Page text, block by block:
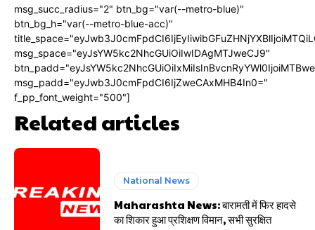
msg_succ_radius="2" btn_bg="var(--metro-blue)"
btn_bg_h="var(--metro-blue-acc)"
msg_space="eyJsYW5kc2NhcGUiOiIwIDAgMTJweCJ9"
msg_padd="eyJwb3J0cmFpdCI6IjZweCAxMHB4In0="
f_pp_font_weight="500"]
Related articles
National News
Maharashta News: बारामती में फिर हादसे
का शिकार हुआ प्रशिक्षण विमान, सभी सुरक्षित